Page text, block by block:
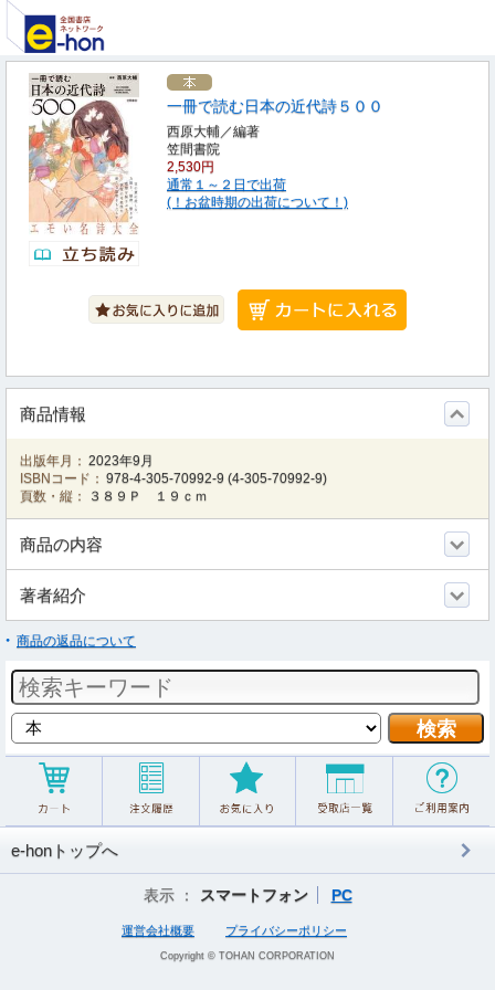
一冊で読む日本の近代詩５００
西原大輔／編著
笠間書院
2,530円
通常１～２日で出荷
(！お盆時期の出荷について！)
商品情報
出版年月： 2023年9月
ISBNコード： 978-4-305-70992-9 (4-305-70992-9)
頁数・縦：
３８９Ｐ １９ｃｍ
商品の内容
著者紹介
商品の返品について
e-honトップへ
表示 ： スマートフォン PC
運営会社概要 プライバシーポリシー
Copyright © TOHAN CORPORATION